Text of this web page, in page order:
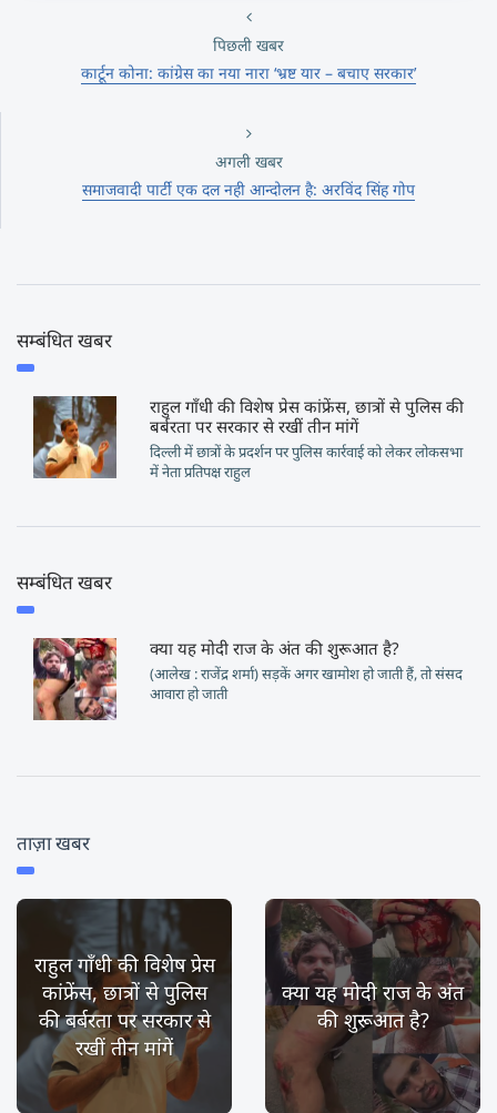
पिछली खबर
कार्टून कोना: कांग्रेस का नया नारा ‘भ्रष्ट यार – बचाए सरकार’
अगली खबर
समाजवादी पार्टी एक दल नही आन्दोलन है: अरविंद सिंह गोप
सम्बंधित खबर
राहुल गाँधी की विशेष प्रेस कांफ्रेंस, छात्रों से पुलिस की
बर्बरता पर सरकार से रखीं तीन मांगें
दिल्ली में छात्रों के प्रदर्शन पर पुलिस कार्रवाई को लेकर लोकसभा
में नेता प्रतिपक्ष राहुल
सम्बंधित खबर
क्या यह मोदी राज के अंत की शुरूआत है?
(आलेख : राजेंद्र शर्मा) सड़कें अगर खामोश हो जाती हैं, तो संसद
आवारा हो जाती
ताज़ा खबर
राहुल गाँधी की विशेष प्रेस
कांफ्रेंस, छात्रों से पुलिस
की बर्बरता पर सरकार से
रखीं तीन मांगें
क्या यह मोदी राज के अंत
की शुरूआत है?